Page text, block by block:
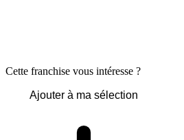
Cette franchise vous intéresse ?
Ajouter à ma sélection